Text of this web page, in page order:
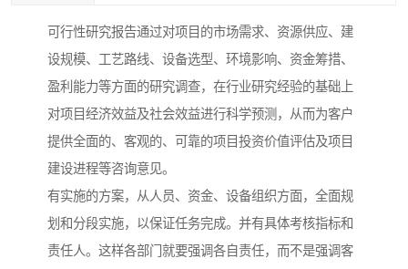
可行性研究报告通过对项目的市场需求、资源供应、建
设规模、工艺路线、设备选型、环境影响、资金筹措、
盈利能力等方面的研究调查，在行业研究经验的基础上
对项目经济效益及社会效益进行科学预测，从而为客户
提供全面的、客观的、可靠的项目投资价值评估及项目
建设进程等咨询意见。
有实施的方案，从人员、资金、设备组织方面，全面规
划和分段实施，以保证任务完成。并有具体考核指标和
责任人。这样各部门就要强调各自责任，而不是强调客